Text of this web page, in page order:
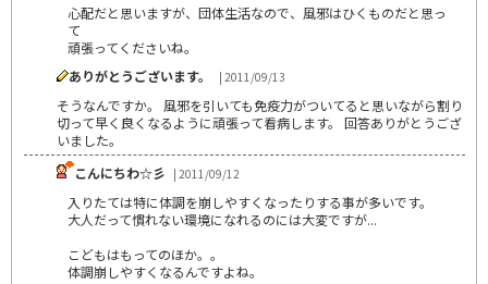
心配だと思いますが、団体生活なので、風邪はひくものだと思っ
て
頑張ってくださいね。
ありがとうございます。
| 2011/09/13
そうなんですか。 風邪を引いても免疫力がついてると思いながら割り
切って早く良くなるように頑張って看病します。 回答ありがとうござ
いました。
こんにちわ☆彡 | 2011/09/12
入りたては特に体調を崩しやすくなったりする事が多いです。
大人だって慣れない環境になれるのには大変ですが...
こどもはもってのほか。。
体調崩しやすくなるんですよね。